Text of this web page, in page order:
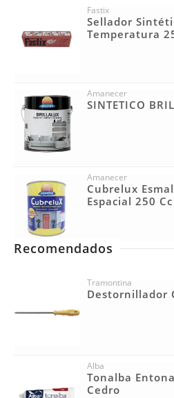
Fastix
Sellador
Temperatura
Amanecer
SINTETICO
Amanecer
Cubrelux
Espacial 250 Cc
Recomendados
Tramontina
Destornillador
Alba
Tonalba
Cedro